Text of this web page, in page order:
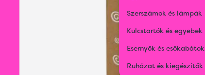
Szerszámok és lámpák
Kulcstartók és egyebek
Esernyők és esőkabátok
Ruházat és kiegészítők